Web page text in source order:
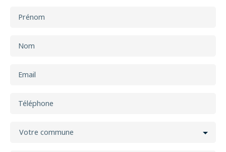
Prénom
Nom
Email
Téléphone
Votre commune